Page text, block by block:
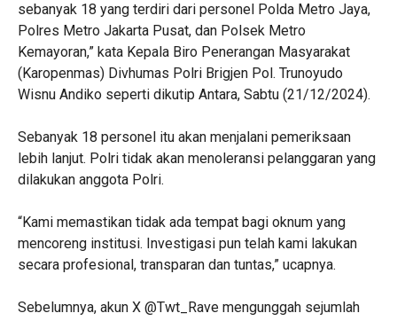
sebanyak 18 yang terdiri dari personel Polda Metro Jaya,
Polres Metro Jakarta Pusat, dan Polsek Metro
Kemayoran,” kata Kepala Biro Penerangan Masyarakat
(Karopenmas) Divhumas Polri Brigjen Pol. Trunoyudo
Wisnu Andiko seperti dikutip Antara, Sabtu (21/12/2024).
Sebanyak 18 personel itu akan menjalani pemeriksaan
lebih lanjut. Polri tidak akan menoleransi pelanggaran yang
dilakukan anggota Polri.
“Kami memastikan tidak ada tempat bagi oknum yang
mencoreng institusi. Investigasi pun telah kami lakukan
secara profesional, transparan dan tuntas,” ucapnya.
Sebelumnya, akun X @Twt_Rave mengunggah sejumlah